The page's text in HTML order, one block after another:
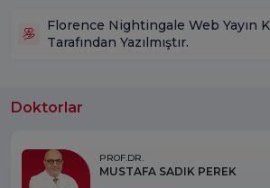
Florence Nightingale Web Yayın
Tarafından Yazılmıştır.
Doktorlar
PROF.DR.
MUSTAFA SADIK PEREK